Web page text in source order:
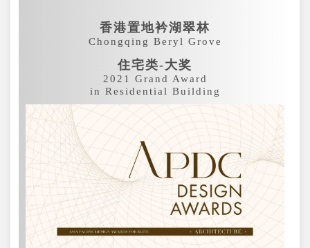
香港置地衿湖翠林
Chongqing Beryl Grove
住宅类-大奖
2021 Grand Award
in Residential Building